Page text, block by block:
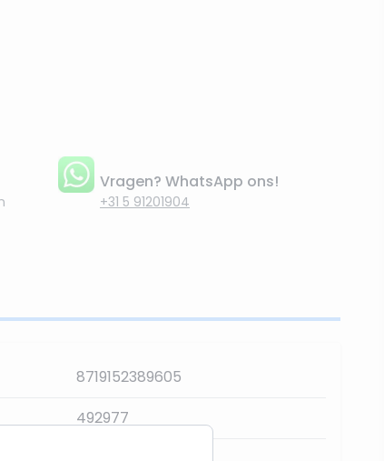
Vragen? WhatsApp ons!
+31 5 91201904
8719152389605
492977